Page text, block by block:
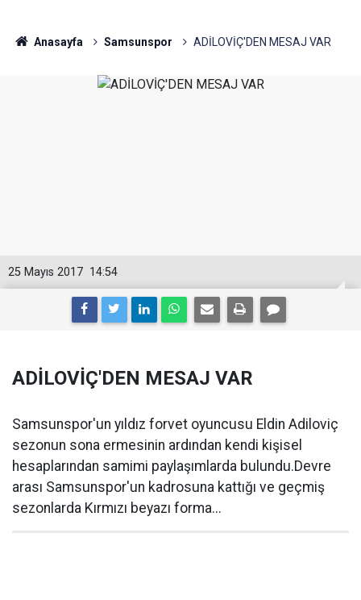
Anasayfa Samsunspor ADİLOVİÇ'DEN MESAJ VAR
14:54
25 Mayıs 2017
ADİLOVİÇ'DEN MESAJ VAR
Samsunspor'un yıldız forvet oyuncusu Eldin Adiloviç
sezonun sona ermesinin ardından kendi kişisel
hesaplarından samimi paylaşımlarda bulundu.Devre
arası Samsunspor'un kadrosuna kattığı ve geçmiş
sezonlarda Kırmızı beyazı forma...